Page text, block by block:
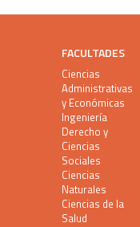
FACULTADES
Ciencias
Administrativas
y Económicas
Ingeniería
Derecho y
Ciencias
Sociales
Ciencias
Naturales
Ciencias de la
Salud